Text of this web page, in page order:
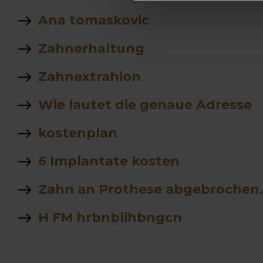
Ana tomaskovic
Zahnerhaltung
Zahnextrahion
Wie lautet die genaue Adresse
kostenplan
6 Implantate kosten
Zahn an Prothese
H FM hrbnblihbngcn